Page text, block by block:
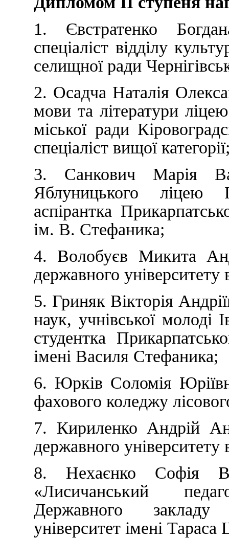
1. Євстратенко
спеціаліст відділу
селищної ради
2. Осадча Наталія
мови та літератури
міської ради
спеціаліст вищої
3. Санкович Марія
Яблуницького ліцею
аспірантка
ім. В. Стефаника;
4. Волобуєв Микита
державного університету
5. Гриняк Вікторія
наук, учнівської молоді
студентка
імені Василя Стефаника;
6. Юрків Соломія
фахового коледжу
7. Кириленко Андрій
державного університету
8. Нехаєнко Софія
«Лисичанський
Державного закладу
університет імені